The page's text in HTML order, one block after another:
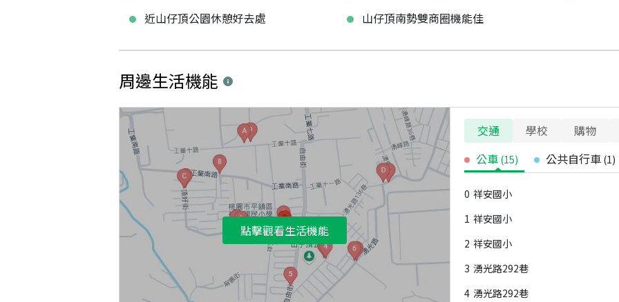
近山仔頂公園休憩好去處
山仔頂南勢雙商圈機能佳
周邊生活機能
點擊觀看生活機能
交通 學校
購物
公車 (15) 公共自行車 (1)
0 祥安國小
1 祥安國小
2 祥安國小
3 湧光路292巷
4 湧光路292巷